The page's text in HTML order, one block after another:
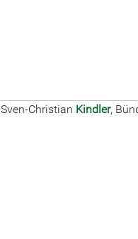
Sven-Christian Kindler,